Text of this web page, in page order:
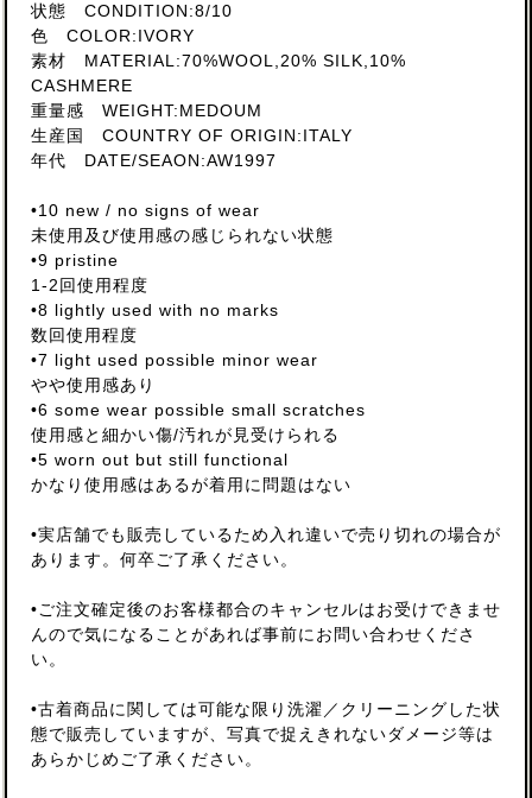
状態 CONDITION:8/10
色 COLOR:IVORY
素材 MATERIAL:70%WOOL,20% SILK,10%
CASHMERE
重量感 WEIGHT:MEDOUM
生産国 COUNTRY OF ORIGIN:ITALY
年代 DATE/SEAON:AW1997
•10 new / no signs of wear
未使用及び使用感の感じられない状態
•9 pristine
1-2回使用程度
•8 lightly used with no marks
数回使用程度
•7 light used possible minor wear
やや使用感あり
•6 some wear possible small scratches
使用感と細かい傷/汚れが見受けられる
•5 worn out but still functional
かなり使用感はあるが着用に問題はない
•実店舗でも販売しているため入れ違いで売り切れの場合が
あります。何卒ご了承ください。
•ご注文確定後のお客様都合のキャンセルはお受けできませ
んので気になることがあれば事前にお問い合わせくださ
い。
•古着商品に関しては可能な限り洗濯／クリーニングした状
態で販売していますが、写真で捉えきれないダメージ等は
あらかじめご了承ください。